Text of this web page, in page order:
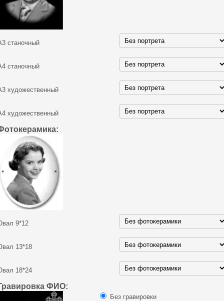
станочный
станочный
художественный
художественный
9*12
13*18
18*24
ФИО:
Без гравировки